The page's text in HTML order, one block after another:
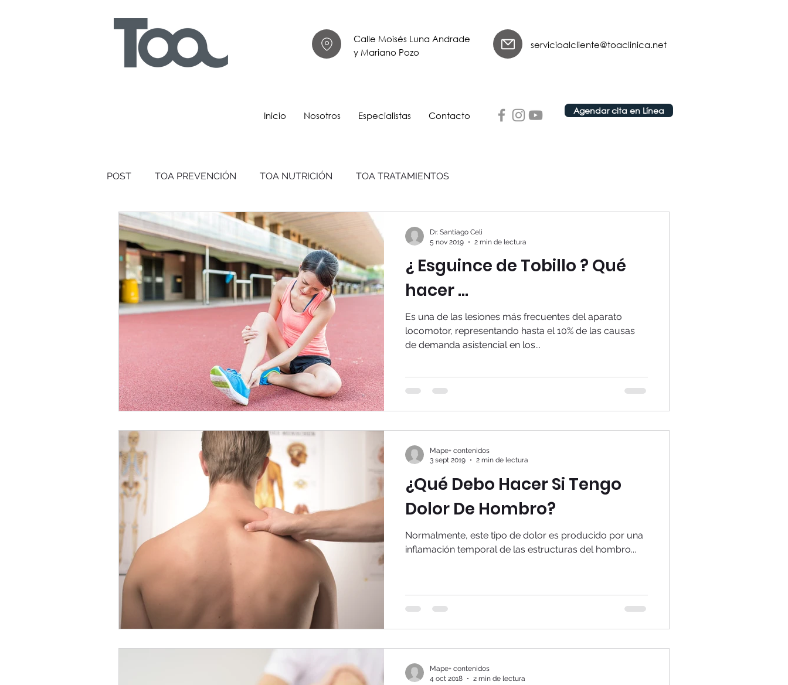
Calle Moisés Luna Andrade
y Mariano Pozo
servicioalcliente@toaclinica.net
Inicio Nosotros Especialistas Contacto Agendar cita en Línea
POST TOA PREVENCIÓN TOA NUTRICIÓN TOA TRATAMIENTOS
¿ Esguince de Tobillo ? Qué
hacer ...
Es una de las lesiones más frecuentes del aparato
locomotor, representando hasta el 10% de las causas
de demanda asistencial en los...
Dr. Santiago Celi
5 nov 2019
2 min de lectura
¿Qué Debo Hacer Si Tengo
Dolor De Hombro?
Normalmente, este tipo de dolor es producido por una
inflamación temporal de las estructuras del hombro...
Mape+ contenidos
3 sept 2019
2 min de lectura
Mape+ contenidos
4 oct 2018
2 min de lectura